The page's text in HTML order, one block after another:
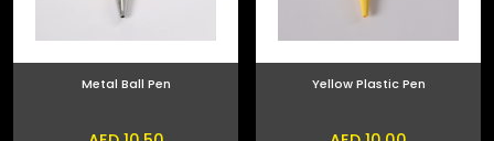
Yellow Plastic Pen
Metal Ball Pen